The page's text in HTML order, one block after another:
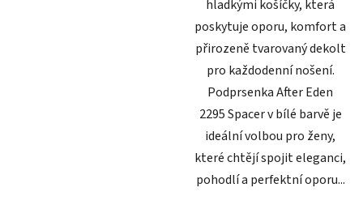
hladkými košíčky, která
poskytuje oporu, komfort a
přirozeně tvarovaný dekolt
pro každodenní nošení.
Podprsenka After Eden
2295 Spacer v bílé barvě je
ideální volbou pro ženy,
které chtějí spojit eleganci,
pohodlí a perfektní oporu...